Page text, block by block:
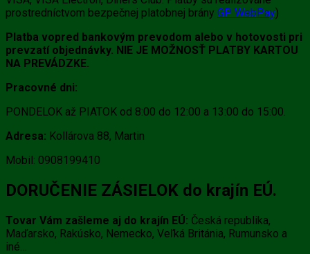
prostredníctvom bezpečnej platobnej brány GP WebPay)
Platba vopred bankovým prevodom alebo v hotovosti pri
prevzatí objednávky. NIE JE MOŽNOSŤ PLATBY KARTOU
NA PREVÁDZKE.
Pracovné dni:
PONDELOK až PIATOK od 8:00 do 12:00 a 13:00 do 15:00.
Adresa: Kollárova 88, Martin
Mobil: 0908199410
DORUČENIE ZÁSIELOK do krajín EÚ.
Tovar Vám zašleme aj do krajín EÚ: Česká republika,
Maďarsko, Rakúsko, Nemecko, Veľká Británia, Rumunsko a
iné…